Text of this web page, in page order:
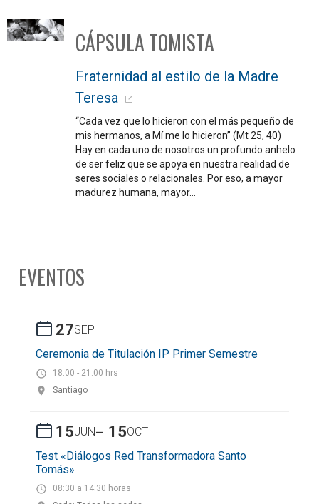
CÁPSULA TOMISTA
Fraternidad al estilo de la Madre
Teresa
“Cada vez que lo hicieron con el más pequeño de
mis hermanos, a Mí me lo hicieron” (Mt 25, 40)
Hay en cada uno de nosotros un profundo anhelo
de ser feliz que se apoya en nuestra realidad de
seres sociales o relacionales. Por eso, a mayor
madurez humana, mayor…
EVENTOS
27SEP
Ceremonia de Titulación IP Primer Semestre
18:00 - 21:00 hrs
Santiago
15JUN- 15OCT
Test «Diálogos Red Transformadora Santo
Tomás»
08:30 a 14:30 horas